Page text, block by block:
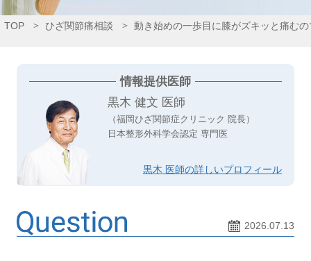
TOP ひざ関節痛相談 動き始めの一歩目に膝がズキッと痛む
情報提供医師
黒木 健文 医師
（福岡ひざ関節症クリニック 院長）
日本整形外科学会認定 専門医
黒木 医師の詳しいプロフィール
2026.07.13